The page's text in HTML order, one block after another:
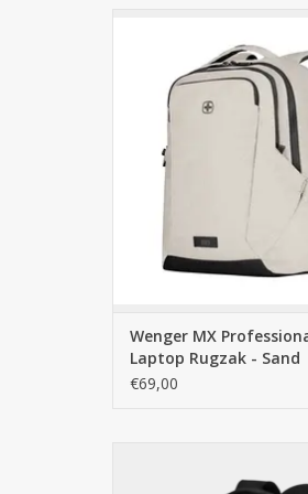
ultieme zakelijke rugzak
laptop en 10" tablet.
diefstalveilig. Nu bij Cargo
TOEVOEGEN AAN
Wenger MX
Laptop Rugzak - Sand
€69,00